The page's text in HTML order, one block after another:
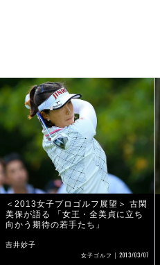
＜2013女子プロゴルフ展望＞ 古閑
美保が語る 「女王・全美貞に立ち
向かう期待の若手たち」
吉井妙子
女子ゴルフ 2013/03/07